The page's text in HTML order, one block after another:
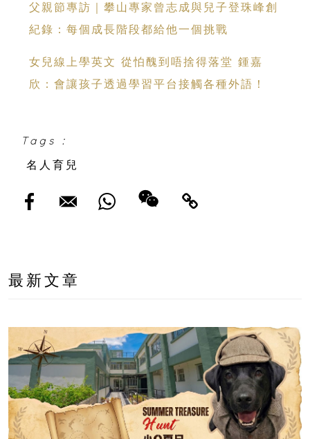
父親節專訪｜攀山專家曾志成與兒子登珠峰創
紀錄：每個成長階段都給他一個挑戰
女兒線上學英文 從怕醜到唔捨得落堂 鍾嘉
欣：會讓孩子透過學習平台接觸各種外語！
Tags :
名人育兒
最新文章